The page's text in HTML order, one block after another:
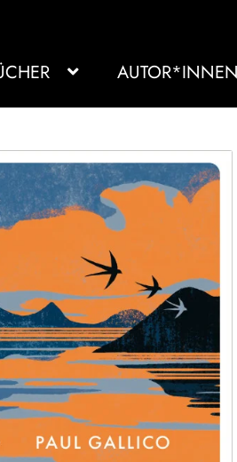
AUTOR*INNEN